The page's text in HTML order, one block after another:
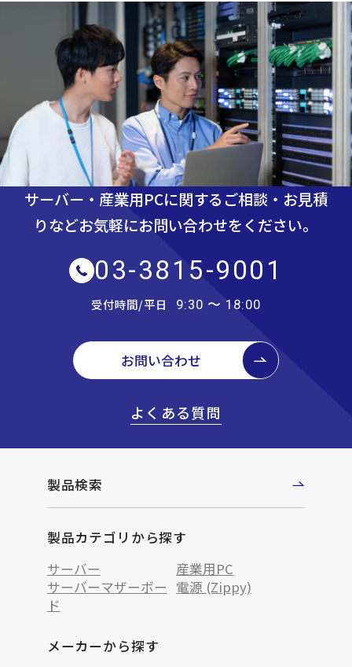
サーバー・産業用PCに関するご相談・お見積
りなどお気軽にお問い合わせをください。
03-3815-9001
受付時間/平日 9:30 〜 18:00
お問い合わせ
よくある質問
製品検索
製品カテゴリから探す
サーバー
産業用PC
サーバーマザーボー
ド
電源 (Zippy)
メーカーから探す